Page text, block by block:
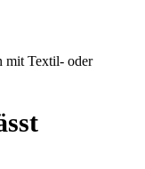
mit Textil- oder